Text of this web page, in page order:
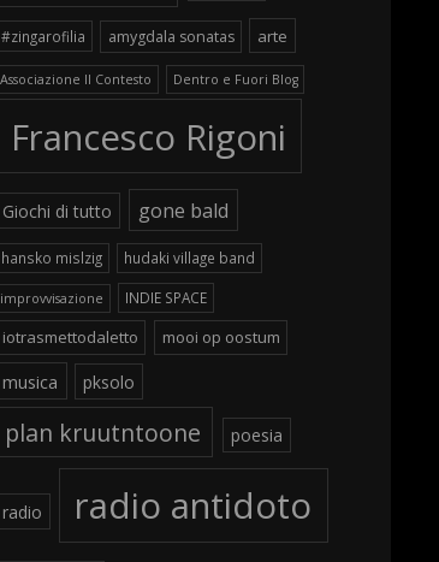
#zingarofilia amygdala sonatas arte
Associazione Il Contesto Dentro e Fuori Blog
Francesco Rigoni
Giochi di tutto gone bald
hansko mislzig hudaki village band
improvvisazione INDIE SPACE
iotrasmettodaletto mooi op oostum
musica pksolo
plan kruutntoone poesia
radio radio antidoto